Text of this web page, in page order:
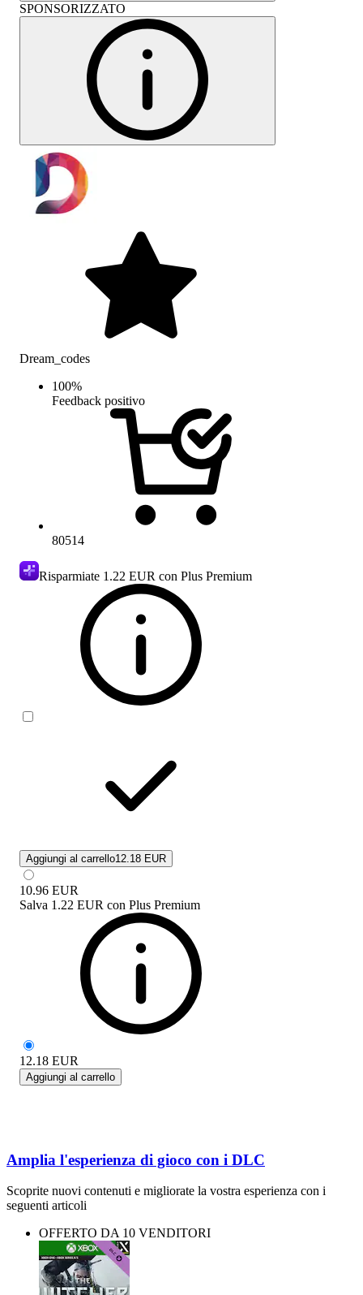
SPONSORIZZATO
Dream_codes
100%
Feedback positivo
80514
Risparmiate 1.22 EUR con Plus Premium
Aggiungi al carrello12.18 EUR
10.96 EUR
Salva 1.22 EUR con Plus Premium
12.18 EUR
Aggiungi al carrello
Amplia l'esperienza di gioco con i DLC
Scoprite nuovi contenuti e migliorate la vostra esperienza con i
seguenti articoli
OFFERTO DA 10 VENDITORI